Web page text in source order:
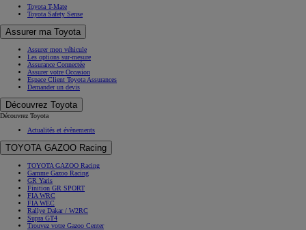
Toyota T-Mate
Toyota Safety Sense
Assurer ma Toyota
Assurer mon véhicule
Les options sur-mesure
Assurance Connectée
Assurer votre Occasion
Espace Client Toyota Assurances
Demander un devis
Découvrez Toyota
Découvrez Toyota
Actualités et évènements
TOYOTA GAZOO Racing
TOYOTA GAZOO Racing
Gamme Gazoo Racing
GR Yaris
Finition GR SPORT
FIA WRC
FIA WEC
Rallye Dakar / W2RC
Supra GT4
Trouvez votre Gazoo Center